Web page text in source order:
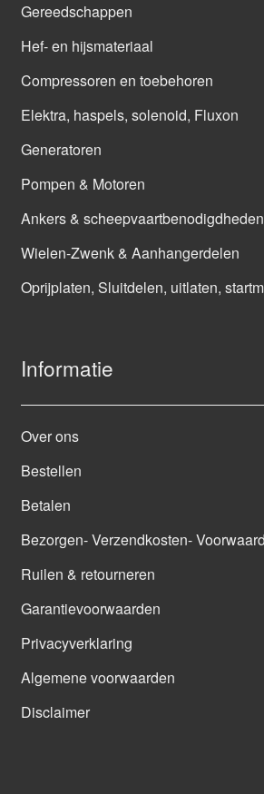
Gereedschappen
Hef- en hijsmateriaal
Compressoren en toebehoren
Elektra, haspels, solenoid, Fluxon
Generatoren
Pompen & Motoren
Ankers & scheepvaartbenodigdheden
Wielen-Zwenk & Aanhangerdelen
Oprijplaten, Sluitdelen, uitlaten,
Informatie
Over ons
Bestellen
Betalen
Bezorgen- Verzendkosten-
Ruilen & retourneren
Garantievoorwaarden
Privacyverklaring
Algemene voorwaarden
Disclaimer